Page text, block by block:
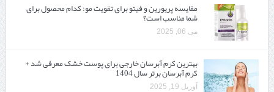
مقایسه پریورین و فیتو برای تقویت مو: کدام محصول برای
شما مناسب است؟
می 06, 2025
بهترین کرم آبرسان خارجی برای پوست خشک معرفی شد +
کرم آبرسان برتر سال 1404
آوریل 19, 2025